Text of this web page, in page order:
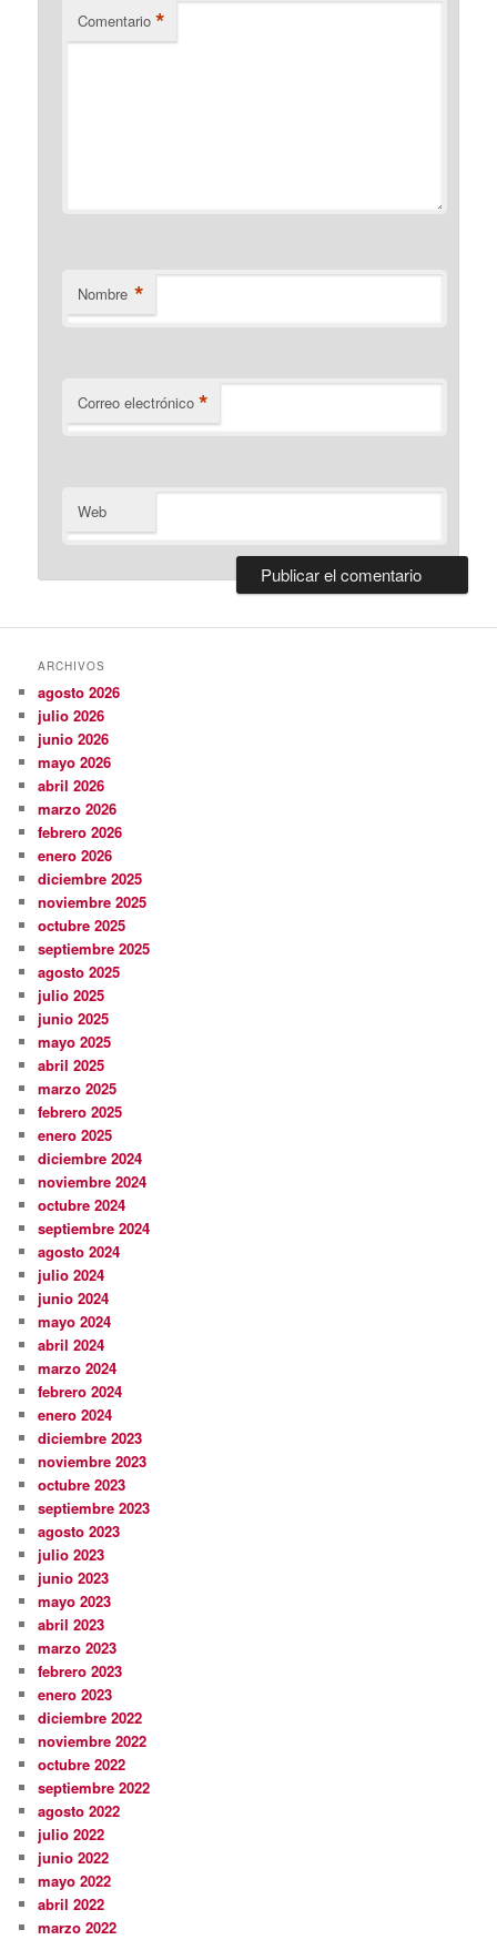
Comentario *
Nombre *
Correo electrónico *
Web
ARCHIVOS
agosto 2026
julio 2026
junio 2026
mayo 2026
abril 2026
marzo 2026
febrero 2026
enero 2026
diciembre 2025
noviembre 2025
octubre 2025
septiembre 2025
agosto 2025
julio 2025
junio 2025
mayo 2025
abril 2025
marzo 2025
febrero 2025
enero 2025
diciembre 2024
noviembre 2024
octubre 2024
septiembre 2024
agosto 2024
julio 2024
junio 2024
mayo 2024
abril 2024
marzo 2024
febrero 2024
enero 2024
diciembre 2023
noviembre 2023
octubre 2023
septiembre 2023
agosto 2023
julio 2023
junio 2023
mayo 2023
abril 2023
marzo 2023
febrero 2023
enero 2023
diciembre 2022
noviembre 2022
octubre 2022
septiembre 2022
agosto 2022
julio 2022
junio 2022
mayo 2022
abril 2022
marzo 2022